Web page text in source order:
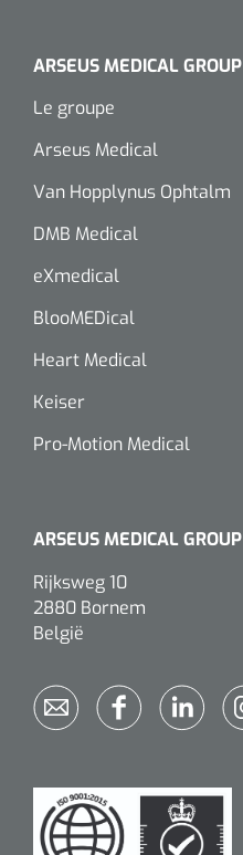
ARSEUS MEDICAL GROUP
Le groupe
Arseus Medical
Van Hopplynus Ophtalm
DMB Medical
eXmedical
BlooMEDical
Heart Medical
Keiser
Pro-Motion Medical
ARSEUS MEDICAL GROUP
Rijksweg 10
2880 Bornem
België